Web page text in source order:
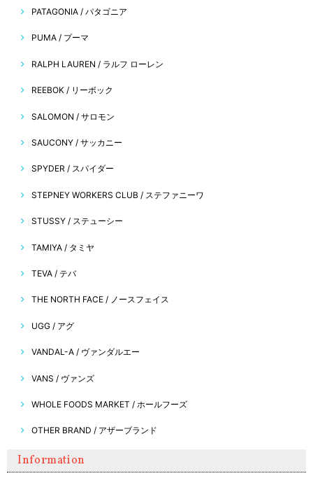
PATAGONIA / パタゴニア
PUMA / プーマ
RALPH LAUREN / ラルフ ローレン
REEBOK / リーボック
SALOMON / サロモン
SAUCONY / サッカニー
SPYDER / スパイダー
STEPNEY WORKERS CLUB / ステファニーワ
STUSSY / ステューシー
TAMIYA / タミヤ
TEVA / テバ
THE NORTH FACE / ノースフェイス
UGG / アグ
VANDAL-A / ヴァンダルエー
VANS / ヴァンズ
WHOLE FOODS MARKET / ホールフーズ
OTHER BRAND / アザーブランド
Information